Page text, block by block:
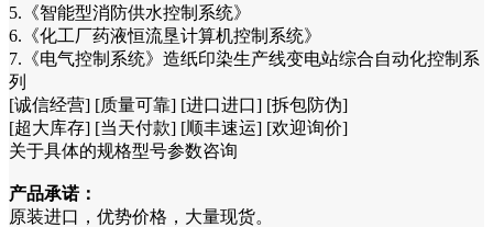
5.《智能型消防供水控制系统》
6.《化工厂药液恒流垦计算机控制系统》
7.《电气控制系统》造纸印染生产线变电站综合自动化控制系
列
[诚信经营] [质量可靠] [进口进口] [拆包防伪]
[超大库存] [当天付款] [顺丰速运] [欢迎询价]
关于具体的规格型号参数咨询
产品承诺：
原装进口，优势价格，大量现货。